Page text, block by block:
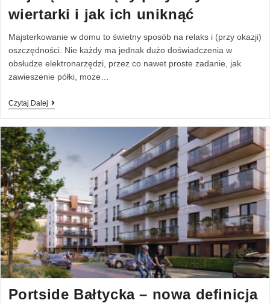
wiertarki i jak ich uniknąć
Majsterkowanie w domu to świetny sposób na relaks i (przy okazji)
oszczędności. Nie każdy ma jednak dużo doświadczenia w
obsłudze elektronarzędzi, przez co nawet proste zadanie, jak
zawieszenie półki, może…
Czytaj Dalej
Portside Bałtycka – nowa definicja